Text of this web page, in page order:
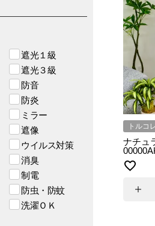
遮光１級
遮光３級
防音
防炎
ミラー
遮像
ウイルス対策
消臭
制電
防虫・防蚊
洗濯ＯＫ
トルコ
ナチュ